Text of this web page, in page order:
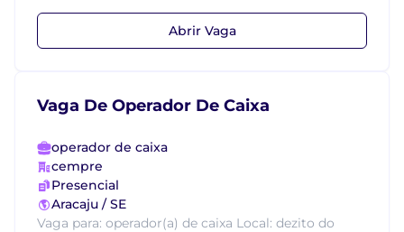
Abrir Vaga
Vaga De Operador De Caixa
operador de caixa
cempre
Presencial
Aracaju / SE
Vaga para: operador(a) de caixa Local: dezito do